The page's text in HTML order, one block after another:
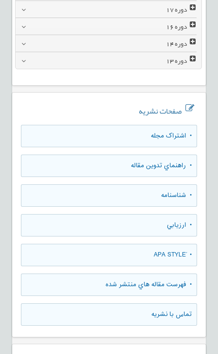
دوره17
دوره16
دوره14
دوره13
صفحات نشریه
• اشتراک مجله
• راهنماي تدوين مقاله
• شناسنامه
• ارزيابي
• َAPA STYLE
• فهرست مقاله هاي منتشر شده
تماس با نشریه